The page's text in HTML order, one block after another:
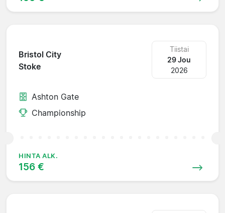
Bristol City
Stoke
Tiistai
29 Jou
2026
Ashton Gate
Championship
HINTA ALK.
156 €